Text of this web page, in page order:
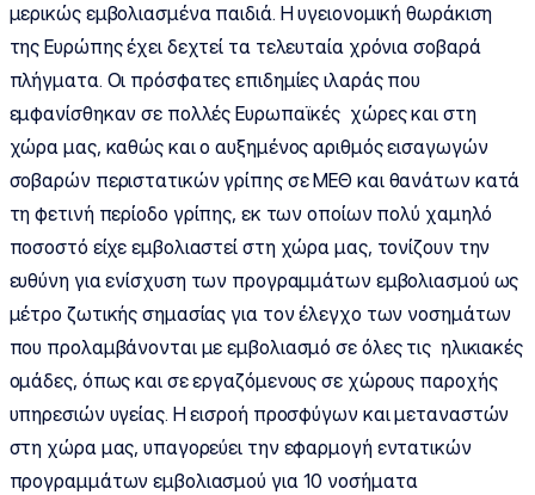
μερικώς εμβολιασμένα παιδιά. Η υγειονομική θωράκιση
της Ευρώπης έχει δεχτεί τα τελευταία χρόνια σοβαρά
πλήγματα. Οι πρόσφατες επιδημίες ιλαράς που
εμφανίσθηκαν σε πολλές Ευρωπαϊκές χώρες και στη
χώρα μας, καθώς και ο αυξημένος αριθμός εισαγωγών
σοβαρών περιστατικών γρίπης σε ΜΕΘ και θανάτων κατά
τη φετινή περίοδο γρίπης, εκ των οποίων πολύ χαμηλό
ποσοστό είχε εμβολιαστεί στη χώρα μας, τονίζουν την
ευθύνη για ενίσχυση των προγραμμάτων εμβολιασμού ως
μέτρο ζωτικής σημασίας για τον έλεγχο των νοσημάτων
που προλαμβάνονται με εμβολιασμό σε όλες τις ηλικιακές
ομάδες, όπως και σε εργαζόμενους σε χώρους παροχής
υπηρεσιών υγείας. Η εισροή προσφύγων και μεταναστών
στη χώρα μας, υπαγορεύει την εφαρμογή εντατικών
προγραμμάτων εμβολιασμού για 10 νοσήματα